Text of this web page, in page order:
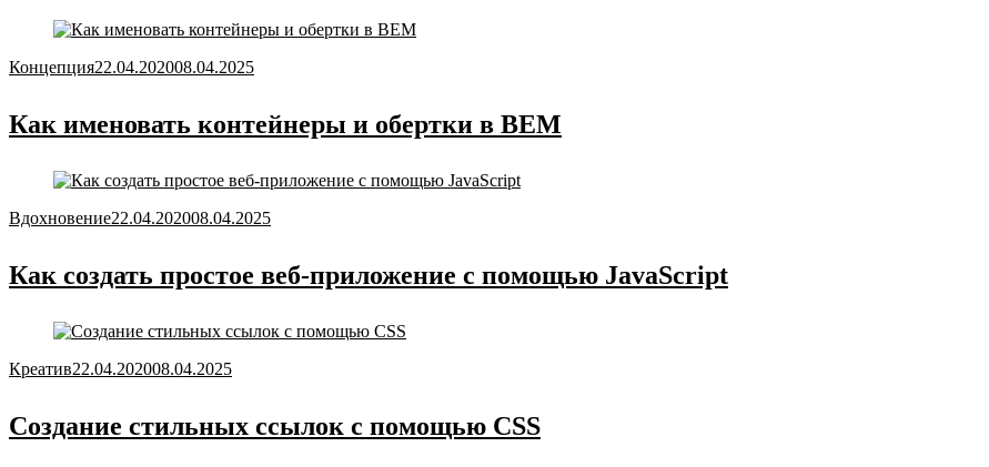
Концепция22.04.202008.04.2025
Как именовать контейнеры и обертки в BEM
Вдохновение22.04.202008.04.2025
Как создать простое веб-приложение с помощью JavaScript
Креатив22.04.202008.04.2025
Создание стильных ссылок с помощью CSS